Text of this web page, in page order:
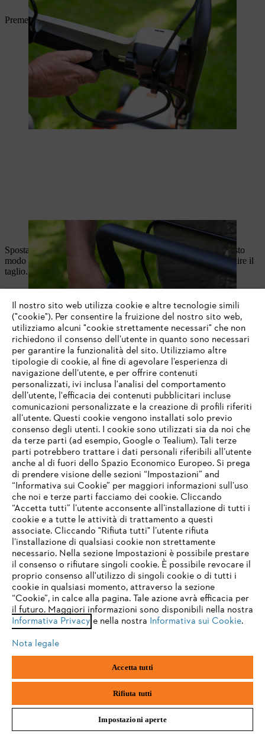
Premere ora il pulsante di avvio.
Per avviare il motore, premere il pulsante di avvio.
Spostare la staffa di arresto del motore verso la stegola: in questo
modo l'attrezzo si avvia. Dopo l'azionamento è possibile eseguire il
taglio.
La staffa di arresto del motore viene spinta verso la stegola.
Queste istruzioni sono state concepite per avviare correttamente il
tosaerba. Se tuttavia qualcosa non dovesse funzionare, rivolgiti al
nostro rivenditore specializzato STIHL. Ora puoi iniziare a tagliare
il prato .
Nota bene: quando la stagione del giardinaggio è finita, leggi il
nostro articolo per scoprire come preparare il tuo tosaerba per
l'inverno.
Altri consigli per il tosaerba
IHR BROWSER WIRD NICHT
UNTERSTÜTZT
Sie nutzen einen Browser, den wir noch nicht unterstützen. Für
eine optimale Nutzung unserer Seite empfehlen wir Ihnen, zu
einem der folgenden Browser zu wechseln:
firefox chrome
safari edge
Il nostro sito web utilizza cookie e altre tecnologie simili
("cookie"). Per consentire la fruizione del nostro sito web,
utilizziamo alcuni "cookie strettamente necessari" che non
richiedono il consenso dell’utente in quanto sono necessari
per garantire la funzionalità del sito. Utilizziamo altre
tipologie di cookie, al fine di agevolare l’esperienza di
navigazione dell’utente, e per offrire contenuti
personalizzati, ivi inclusa l'analisi del comportamento
dell’utente, l'efficacia dei contenuti pubblicitari incluse
comunicazioni personalizzate e la creazione di profili riferiti
all’utente. Questi cookie vengono installati solo previo
consenso degli utenti. I cookie sono utilizzati sia da noi che
da terze parti (ad esempio, Google o Tealium). Tali terze
parti potrebbero trattare i dati personali riferibili all’utente
anche al di fuori dello Spazio Economico Europeo. Si prega
di prendere visione delle sezioni “Impostazioni” and
“Informativa sui Cookie” per maggiori informazioni sull’uso
che noi e terze parti facciamo dei cookie. Cliccando
“Accetta tutti” l’utente acconsente all’installazione di tutti i
cookie e a tutte le attività di trattamento a questi
associate. Cliccando "Rifiuta tutti" l’utente rifiuta
l’installazione di qualsiasi cookie non strettamente
necessario. Nella sezione Impostazioni è possibile prestare
il consenso o rifiutare singoli cookie. È possibile revocare il
proprio consenso all'utilizzo di singoli cookie o di tutti i
cookie in qualsiasi momento, attraverso la sezione
“Cookie”, in calce alla pagina. Tale azione avrà efficacia per
il futuro. Maggiori informazioni sono disponibili nella nostra
Informativa Privacy e nella nostra Informativa sui Cookie.
Nota legale
Accetta tutti
Rifiuta tutti
Impostazioni aperte